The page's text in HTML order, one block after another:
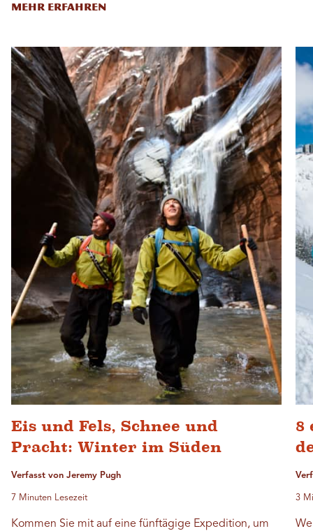
MEHR ERFAHREN
Eis und Fels, Schnee und
Pracht: Winter im Süden
Verfasst von Jeremy Pugh
7 Minuten Lesezeit
Kommen Sie mit auf eine fünftägige Expedition, um
8
3